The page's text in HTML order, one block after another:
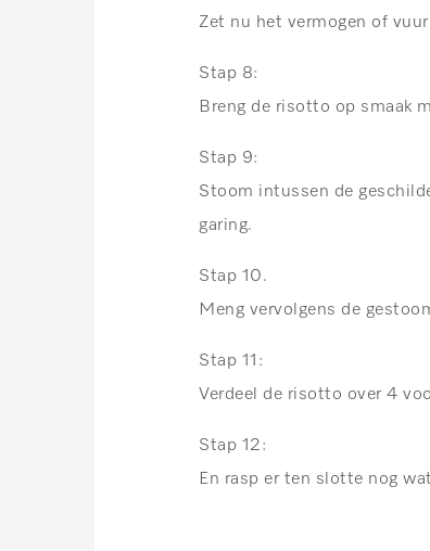
Zet nu het vermogen of
Stap 8:
Breng de risotto op smaak
Stap 9:
Stoom intussen de
garing.
Stap 10.
Meng vervolgens de
Stap 11:
Verdeel de risotto over 4
Stap 12:
En rasp er ten slotte nog